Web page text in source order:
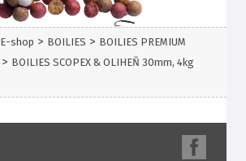
E-shop > BOILIES > BOILIES PREMIUM
> BOILIES SCOPEX & OLIHEŇ 30mm, 4kg